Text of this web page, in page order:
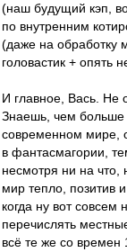
(наш будущий кэп,
по внутренним
(даже на обработку
головастик + опять
И главное, Вась.
Знаешь, чем больше
современном мире,
в фантасмагории,
несмотря ни на что,
мир тепло, позитив
когда ну вот совсем
перечислять
всё те же со времен